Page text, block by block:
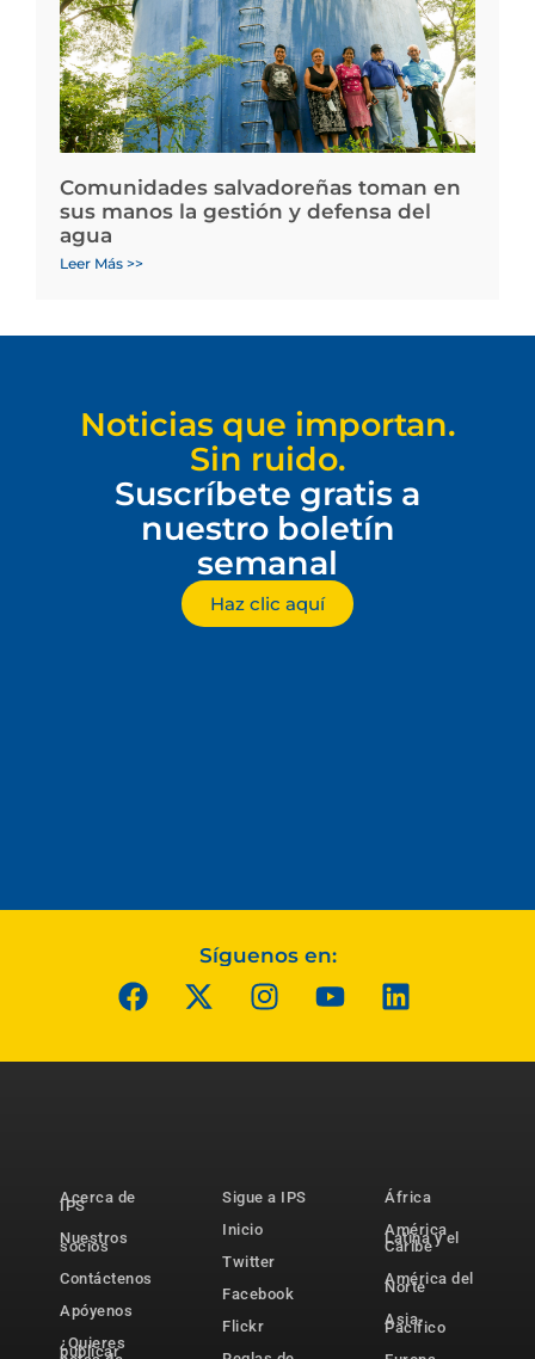
Comunidades salvadoreñas toman en
sus manos la gestión y defensa del
agua
Leer Más >>
Noticias que importan.
Sin ruido.
Suscríbete gratis a
nuestro boletín
semanal
Haz clic aquí
Síguenos en:
Acerca de
IPS
Nuestros
socios
Contáctenos
Apóyenos
¿Quieres
publicar
Sigue a IPS
Inicio
Twitter
Facebook
Flickr
África
América
Latina y el
Caribe
América del
Norte
Asia-
Pacífico